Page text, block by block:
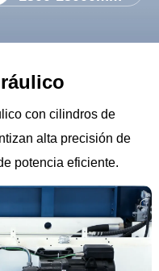
con cilindros de
alta precisión de
potencia eficiente.